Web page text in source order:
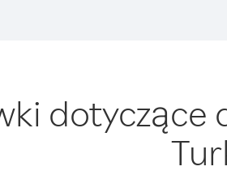
dotyczące